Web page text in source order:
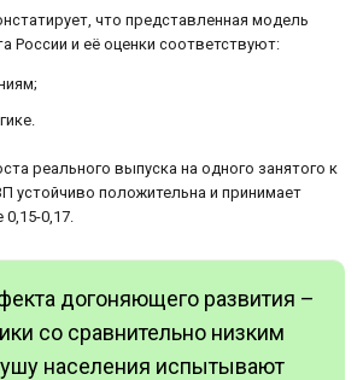
что представленная модель
России и её оценки соответствуют:
реального выпуска на одного занятого к
устойчиво положительна и принимает
0,17.
догоняющего развития –
со сравнительно низким
населения испытывают